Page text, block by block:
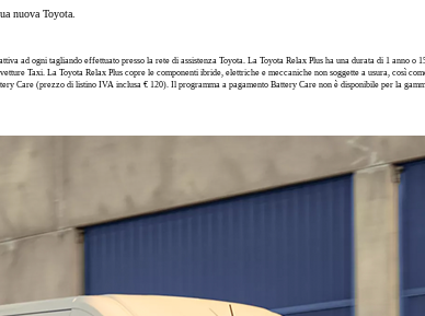
nuova Toyota.
ad ogni tagliando effettuato presso la rete di assistenza Toyota. La Toyota Relax Plus ha una durata di 1
Taxi. La Toyota Relax Plus copre le componenti ibride, elettriche e meccaniche non soggette a usura, così
Care (prezzo di listino IVA inclusa € 120). Il programma a pagamento Battery Care non è disponibile per la